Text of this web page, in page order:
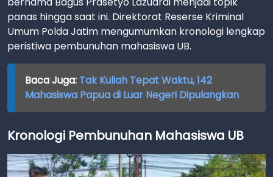
panas hingga saat ini. Direktorat Reserse Kriminal
Umum Polda Jatim mengumumkan kronologi lengkap
peristiwa pembunuhan mahasiswa UB.
Baca Juga: Tak Kuliah Tepat Waktu, 142
Mahasiswa Papua di Luar Negeri Dipulangkan
Kronologi Pembunuhan Mahasiswa UB